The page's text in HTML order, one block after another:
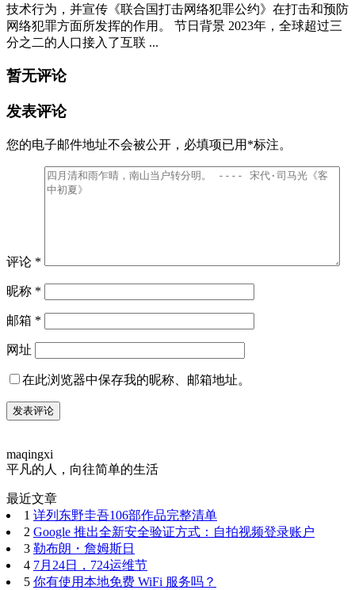
技术行为，并宣传《联合国打击网络犯罪公约》在打击和预防
网络犯罪方面所发挥的作用。 节日背景 2023年，全球超过三
分之二的人口接入了互联 ...
暂无评论
发表评论
您的电子邮件地址不会被公开， 必填项已用 *标注。
评论 *
昵称 *
邮箱 *
网址
在此浏览器中保存我的昵称、邮箱地址。
maqingxi
平凡的人，向往简单的生活
最近文章
1 详列东野圭吾106部作品完整清单
2 Google 推出全新安全验证方式：自拍视频登录账户
3 勒布朗・詹姆斯日
4 7月24日，724运维节
5 你有使用本地免费 WiFi 服务吗？